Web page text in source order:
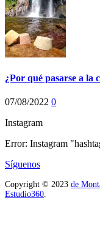
¿Por qué pasarse a la
07/08/2022 0
Instagram
Error: Instagram
Síguenos
Copyright © 2023 de
Estudio360.